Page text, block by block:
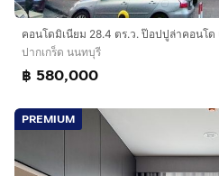
ปากเกร็ด นนทบุรี
฿ 580,000
PREMIUM